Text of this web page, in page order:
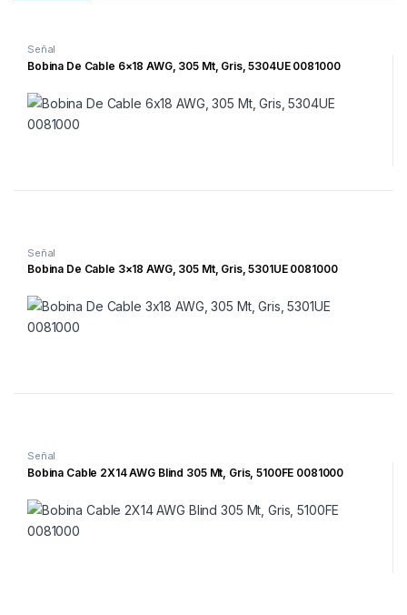
Señal
Bobina De Cable 6×18 AWG, 305 Mt, Gris, 5304UE 0081000
Señal
Bobina De Cable 3×18 AWG, 305 Mt, Gris, 5301UE 0081000
Señal
Bobina Cable 2X14 AWG Blind 305 Mt, Gris, 5100FE 0081000